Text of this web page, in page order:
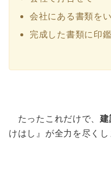
会社にある書類を
完成した書類に印
たったこれだけで、 建
けはし』が全力を尽くし